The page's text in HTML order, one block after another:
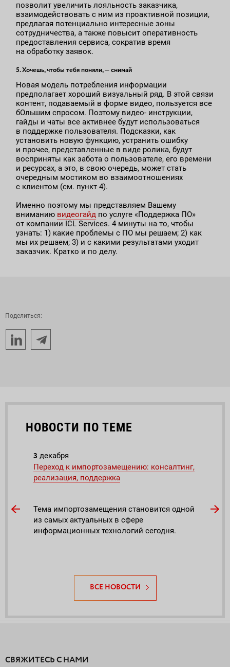
позволит увеличить лояльность заказчика,
взаимодействовать с ним из проактивной позиции,
предлагая потенциально интересные зоны
сотрудничества, а также повысит оперативность
предоставления сервиса, сократив время
на обработку заявок.
5. Хочешь, чтобы тебя поняли, — снимай
Новая модель потребления информации
предполагает хороший визуальный ряд. В этой связи
контент, подаваемый в форме видео, пользуется все
бОльшим спросом. Поэтому видео- инструкции,
гайды и чаты все активнее будут использоваться
в поддержке пользователя. Подсказки, как
установить новую функцию, устранить ошибку
и прочее, представленные в виде ролика, будут
восприняты как забота о пользователе, его времени
и ресурсах, а это, в свою очередь, может стать
очередным мостиком во взаимоотношениях
с клиентом (см. пункт 4).
Именно поэтому мы представляем Вашему
вниманию видеогайд по услуге «Поддержка ПО»
от компании ICL Services. 4 минуты на то, чтобы
узнать: 1) какие проблемы с ПО мы решаем; 2) как
мы их решаем; 3) и с какими результатами уходит
заказчик. Кратко и по делу.
Поделиться:
НОВОСТИ ПО ТЕМЕ
3 декабря
Переход к импортозамещению: консалтинг,
реализация, поддержка
Тема импортозамещения становится одной
из самых актуальных в сфере
информационных технологий сегодня.
ВСЕ НОВОСТИ
СВЯЖИТЕСЬ С НАМИ